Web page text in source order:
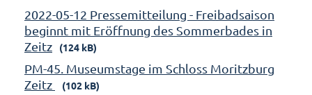
2022-05-12 Pressemitteilung - Freibadsaison
beginnt mit Eröffnung des Sommerbades in
Zeitz
(124 kB)
PM-45. Museumstage im Schloss Moritzburg
Zeitz
(102 kB)